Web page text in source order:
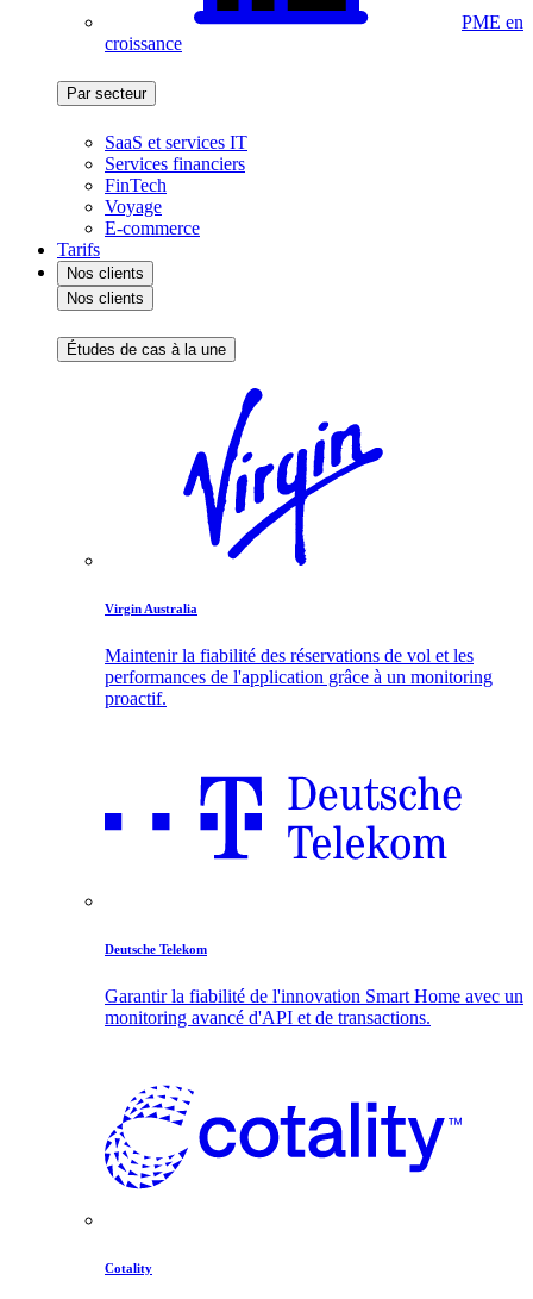
PME en
croissance
Par secteur
SaaS et services IT
Services financiers
FinTech
Voyage
E-commerce
Tarifs
Nos clients
Nos clients
Études de cas à la une
Virgin Australia
Maintenir la fiabilité des réservations de vol et les
performances de l'application grâce à un monitoring
proactif.
Deutsche Telekom
Garantir la fiabilité de l'innovation Smart Home avec un
monitoring avancé d'API et de transactions.
Cotality